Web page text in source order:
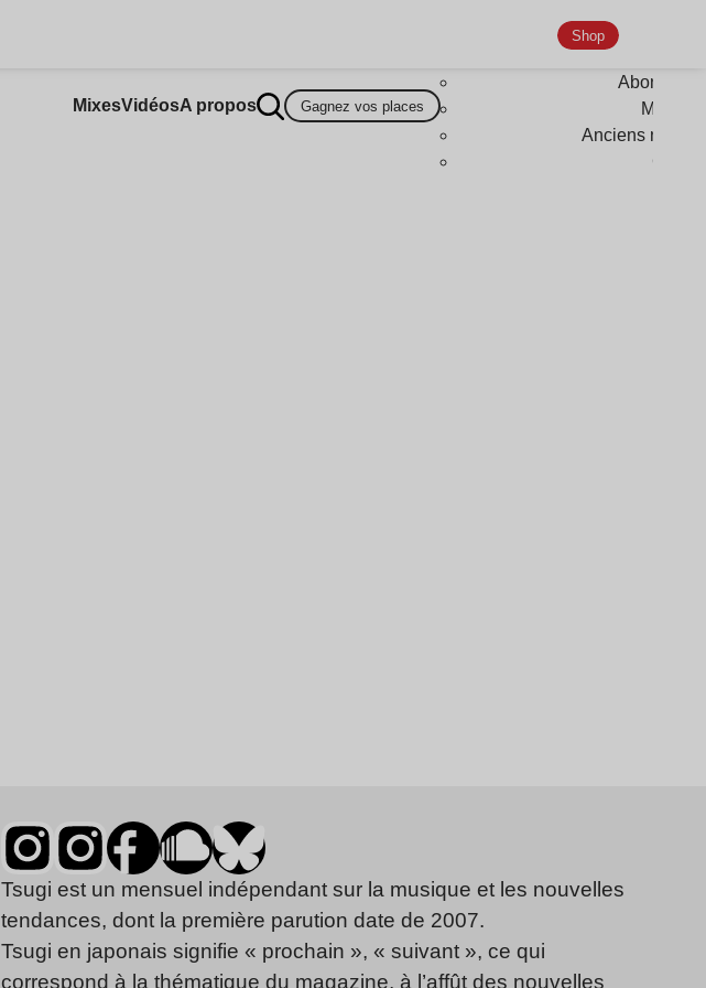
MixesVidéosA propos Gagnez vos places
Shop
Anciens
Tsugi est un mensuel indépendant sur la musique et les nouvelles
tendances, dont la première parution date de 2007.
Tsugi en japonais signifie « prochain », « suivant », ce qui
correspond à la thématique du magazine, à l’affût des nouvelles